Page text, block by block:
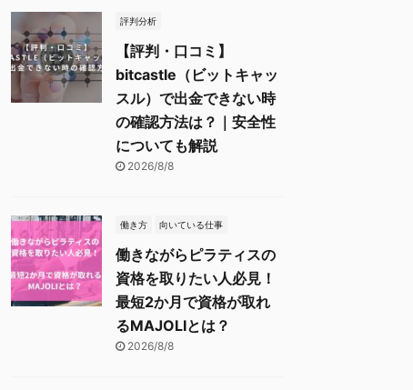
評判分析
【評判・口コミ】
bitcastle（ビットキャッ
スル）で出金できない時
の確認方法は？｜安全性
についても解説
2026/8/8
働き方 向いている仕事
働きながらピラティスの
資格を取りたい人必見！
最短2か月で資格が取れ
るMAJOLIとは？
2026/8/8